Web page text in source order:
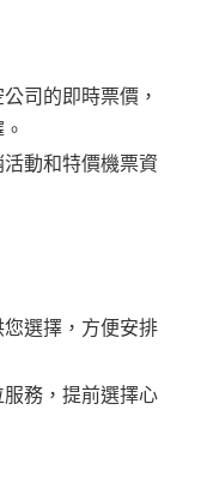
司的即時票價，
活動和特價機票資
您選擇，方便安排
服務，提前選擇心